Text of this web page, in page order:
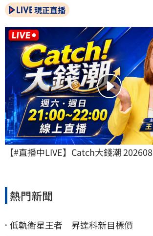
現正直播
【#直播中LIVE】Catch大錢潮
熱門新聞
低軌衛星王者 昇達科新目標價